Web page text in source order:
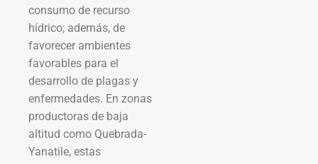
consumo de recurso
hídrico; además, de
favorecer ambientes
favorables para el
desarrollo de plagas y
enfermedades. En zonas
productoras de baja
altitud como Quebrada-
Yanatile, estas